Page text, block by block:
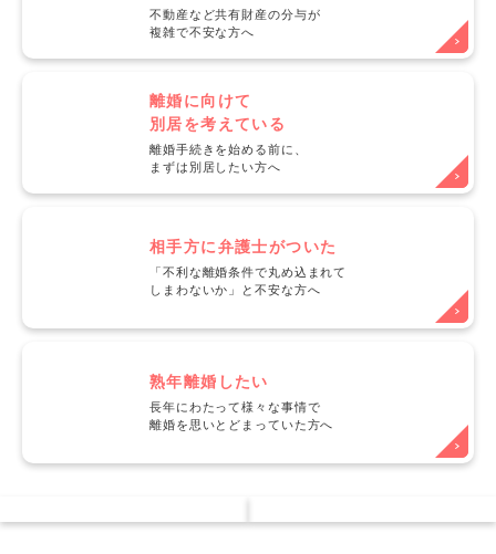
不動産など共有財産の分与が
複雑で不安な方へ
離婚に向けて
別居を考えている
離婚手続きを始める前に、
まずは別居したい方へ
相手方に弁護士がついた
「不利な離婚条件で丸め込まれて
しまわないか」と不安な方へ
熟年離婚したい
長年にわたって様々な事情で
離婚を思いとどまっていた方へ